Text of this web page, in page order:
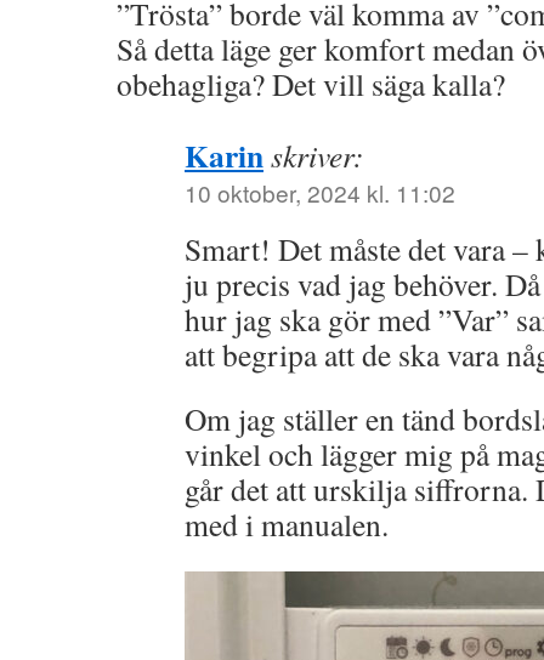
”Trösta” borde väl komma av
Så detta läge ger komfort medan
obehagliga? Det vill säga kalla?
Karinskriver:
10 oktober, 2024 kl. 11:02
Smart! Det måste det vara
ju precis vad jag behöver.
hur jag ska gör med ”Var”
att begripa att de ska vara
Om jag ställer en tänd
vinkel och lägger mig på
går det att urskilja siffrorna.
med i manualen.